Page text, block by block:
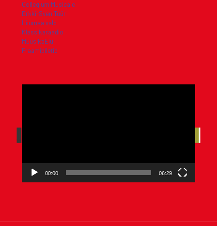
Collegium Musicale
Erkki-Sven Tüür
Hiiumaa vald
Klassikaraadio
MuusikaElu
Praamipiletid
00:00 06:29